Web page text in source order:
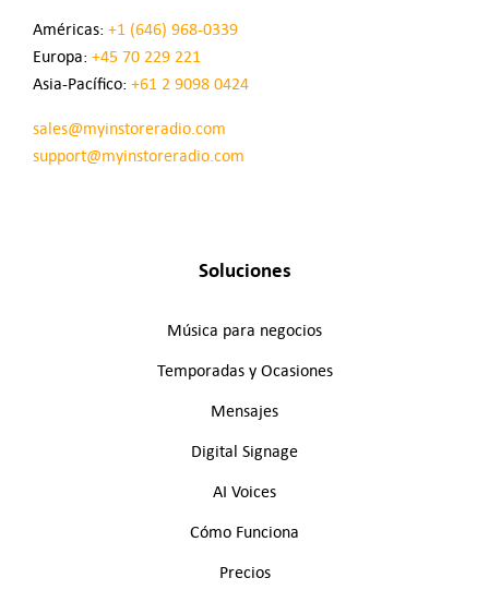
Américas: +1 (646) 968-0339
Europa: +45 70 229 221
Asia-Pacífico: +61 2 9098 0424
sales@myinstoreradio.com
support@myinstoreradio.com
Soluciones
Música para negocios
Temporadas y Ocasiones
Mensajes
Digital Signage
AI Voices
Cómo Funciona
Precios